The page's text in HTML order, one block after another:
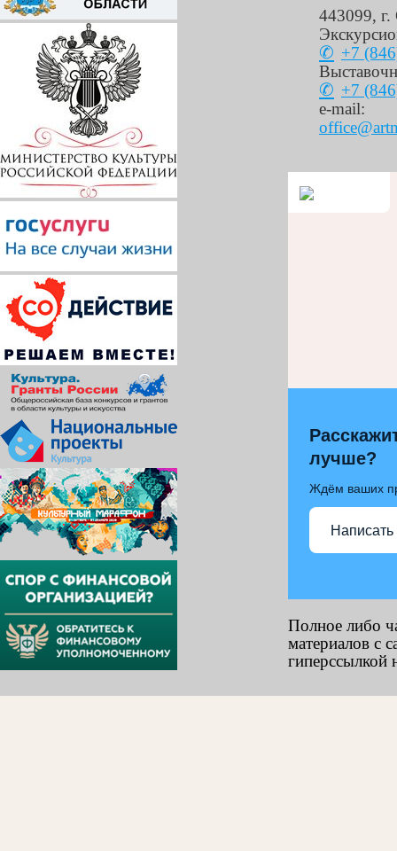
443099, г.
+7
+7
e-mail:
лучше?
Ждём ваших
Написать
Полное либо
материалов с
гиперссылкой